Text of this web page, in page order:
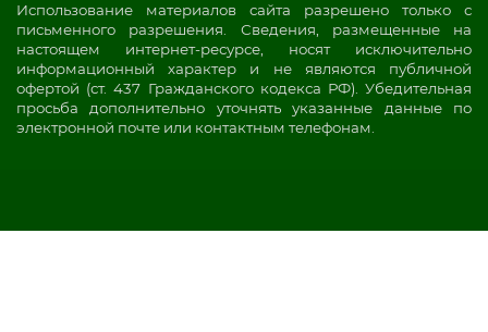
Использование материалов сайта разрешено только с
письменного разрешения. Сведения, размещенные на
настоящем интернет-ресурсе, носят исключительно
информационный характер и не являются публичной
офертой (ст. 437 Гражданского кодекса РФ). Убедительная
просьба дополнительно уточнять указанные данные по
электронной почте или контактным телефонам.